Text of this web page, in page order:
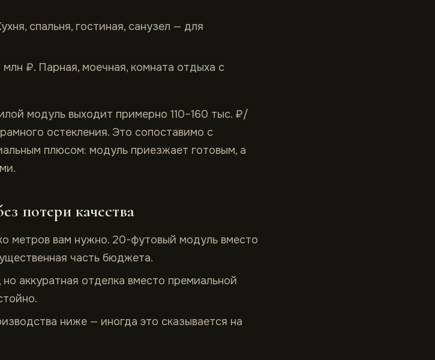
спальня, гостиная, санузел — для
₽. Парная, моечная, комната отдыха с
модуль выходит примерно 110–160 тыс. ₽/
остекления. Это сопоставимо с
плюсом: модуль приезжает готовым, а
потери качества
метров вам нужно. 20-футовый модуль вместо
часть бюджета.
но аккуратная отделка вместо премиальной
ниже — иногда это сказывается на